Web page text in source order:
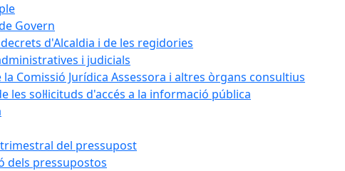
Govern
d'Alcaldia i de les regidories
i judicials
la Comissió Jurídica Assessora i altres òrgans consultius
les sol·licituds d'accés a la informació pública
trimestral del pressupost
dels pressupostos